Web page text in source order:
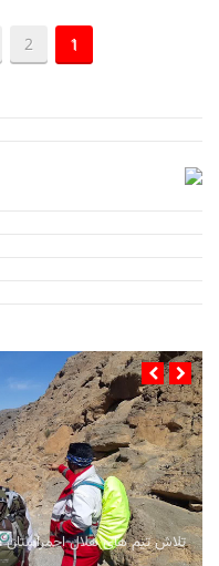
1
2
تلاش تیم های هلال